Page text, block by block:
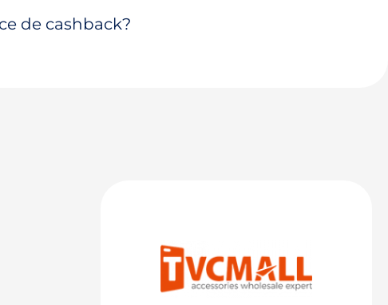
de cashback?